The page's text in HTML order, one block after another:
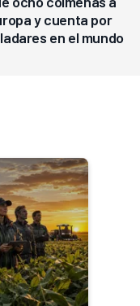
y cuenta por
en el mundo